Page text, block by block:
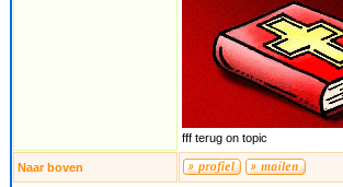
fff terug on topic
Naar boven